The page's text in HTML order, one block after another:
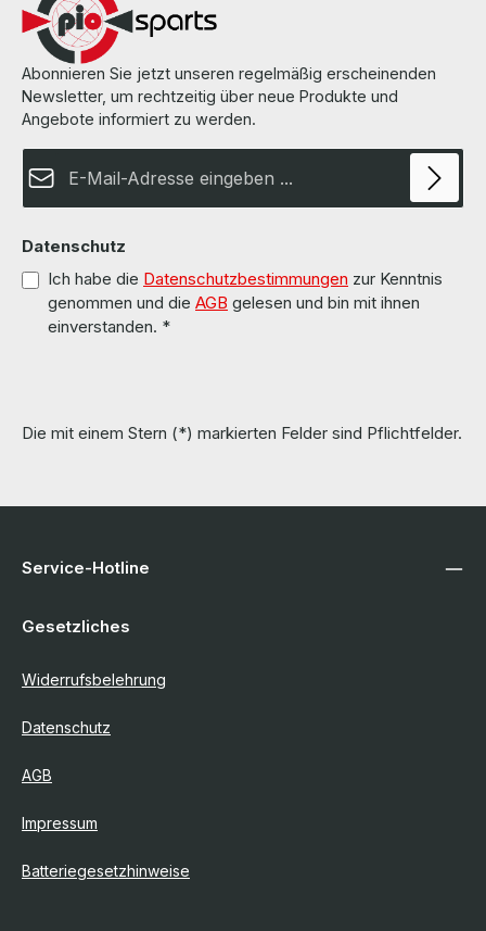
by us.Die Hardware wurde von uns überholt und getestet.More
information and details can be found on the pages of the
manufacturer.Weitere Informationen und Details finden Sie auf den
Seiten des Herstellers.All parts are used but 100% working!!!Alle
Teile sind gebraucht aber 100 % in Ordnung!!!
Abonnieren Sie jetzt unseren regelmäßig erscheinenden
Newsletter, um rechtzeitig über neue Produkte und
Angebote informiert zu werden.
Datenschutz
Ich habe die Datenschutzbestimmungen zur Kenntnis
genommen und die AGB gelesen und bin mit ihnen
einverstanden. *
Die mit einem Stern (*) markierten Felder sind Pflichtfelder.
Service-Hotline
Gesetzliches
Widerrufsbelehrung
Datenschutz
AGB
Impressum
Batteriegesetzhinweise